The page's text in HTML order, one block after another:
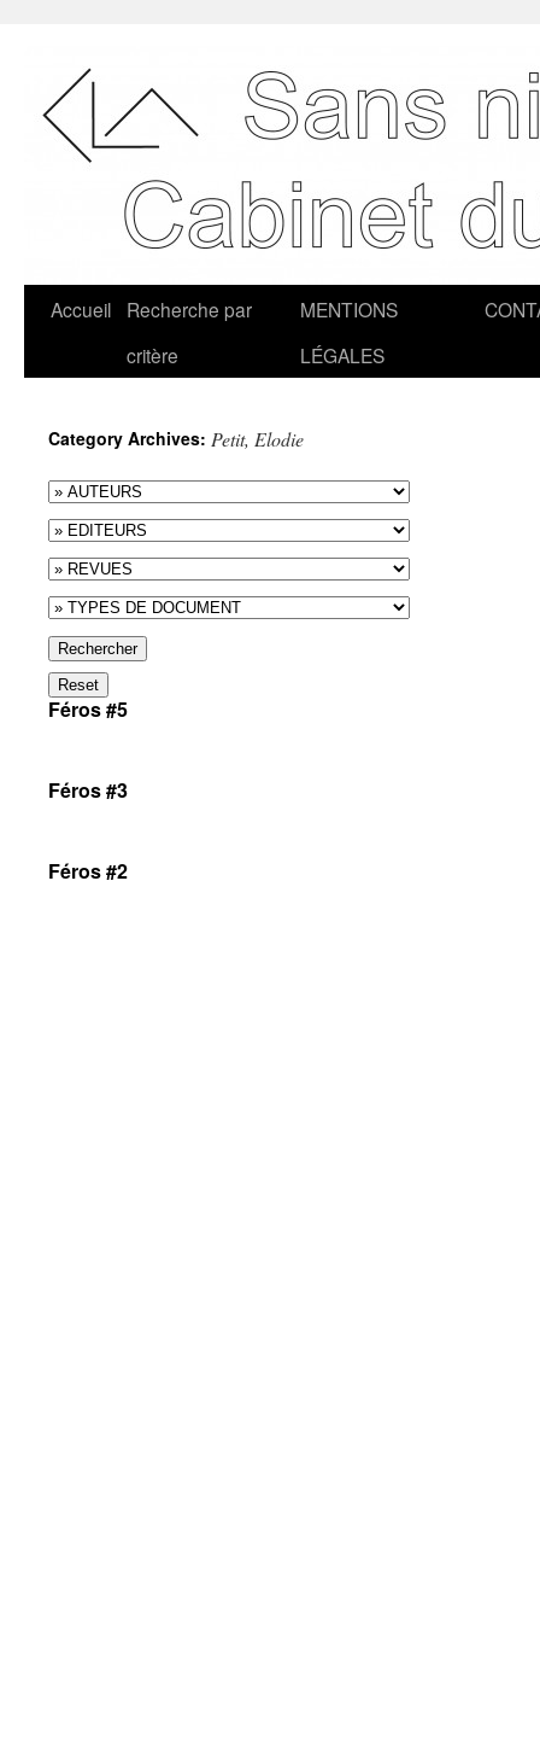
Accueil
Recherche par
critère
MENTIONS
LÉGALES
Category Archives: Petit, Elodie
Rechercher
Reset
Féros #5
Féros #3
Féros #2